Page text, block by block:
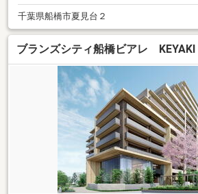
千葉県船橋市夏見台２
ブランズシティ船橋ビアレ